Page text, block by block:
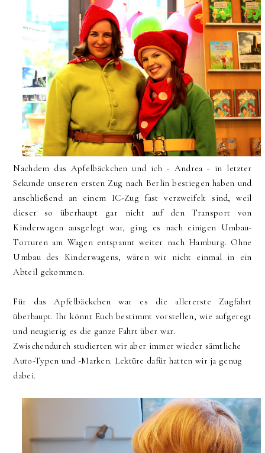
Nachdem das Apfelbäckchen und ich - Andrea - in letzter
Sekunde unseren ersten Zug nach Berlin bestiegen haben und
anschließend an einem IC-Zug fast verzweifelt sind, weil
dieser so überhaupt gar nicht auf den Transport von
Kinderwagen ausgelegt war, ging es nach einigen Umbau-
Torturen am Wagen entspannt weiter nach Hamburg. Ohne
Umbau des Kinderwagens, wären wir nicht einmal in ein
Abteil gekommen.
Für das Apfelbäckchen war es die allererste Zugfahrt
überhaupt. Ihr könnt Euch bestimmt vorstellen, wie aufgeregt
und neugierig es die ganze Fahrt über war.
Zwischendurch studierten wir aber immer wieder sämtliche
Auto-Typen und -Marken. Lektüre dafür hatten wir ja genug
dabei.